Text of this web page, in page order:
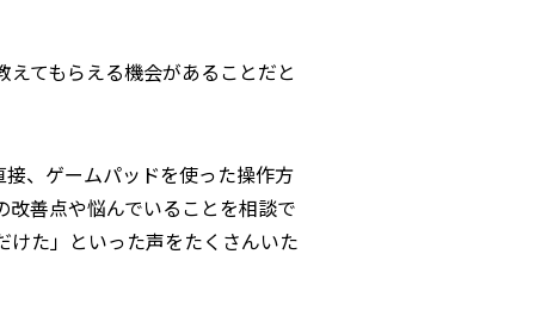
てもらえる機会があることだと
、ゲームパッドを使った操作方
善点や悩んでいることを相談で
た」といった声をたくさんいた